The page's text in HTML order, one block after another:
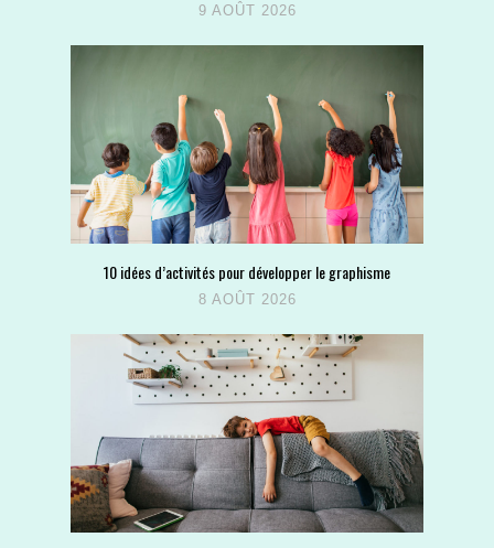
9 AOÛT 2026
10 idées d’activités pour développer le graphisme
8 AOÛT 2026